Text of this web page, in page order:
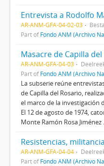
Entrevista a Rodolfo
AR-ANM-GFA-04-02-03
Part ofFondo ANM (Archivo
Masacre de Capilla
AR-ANM-GFA-04-03
Part ofFondo ANM (Archivo
La subserie reúne
de Capilla del Rosario,
el marco de la investigación
El 12 de agosto de 1974,
Monte Ramón Rosa Jiménez
Resistencias,
AR-ANM-GFA-04-04
Part ofFondo ANM (Archivo